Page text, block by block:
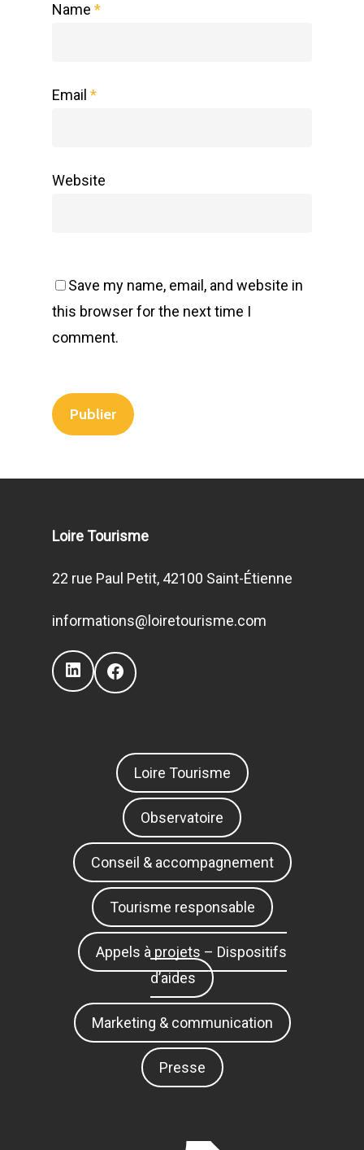
Name *
Email *
Website
Save my name, email, and website in
this browser for the next time I
comment.
Loire Tourisme
22 rue Paul Petit, 42100 Saint-Étienne
informations@loiretourisme.com
LinkedInFacebook
Loire Tourisme
Observatoire
Conseil & accompagnement
Tourisme responsable
Appels à projets – Dispositifs
d’aides
Marketing & communication
Presse